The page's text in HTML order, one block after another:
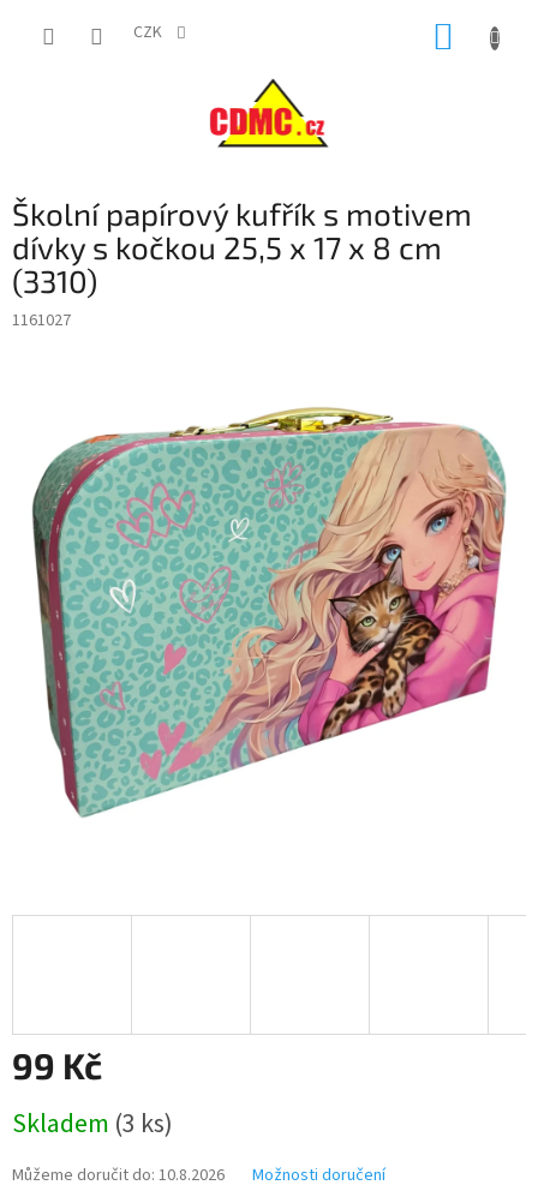
CZK
Školní papírový kufřík s motivem
dívky s kočkou 25,5 x 17 x 8 cm
(3310)
1161027
99 Kč
cena:
Skladem (3 ks)
Můžeme doručit do: 10.8.2026 Možnosti doručení